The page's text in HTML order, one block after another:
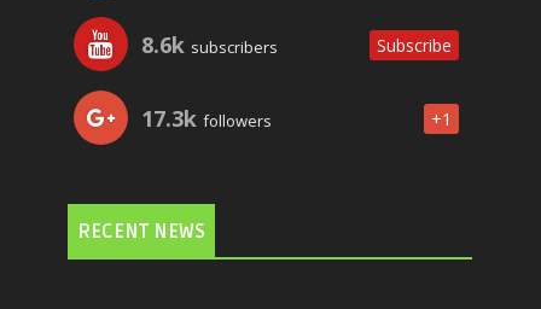
8.6k subscribers Subscribe
17.3k followers +1
RECENT NEWS